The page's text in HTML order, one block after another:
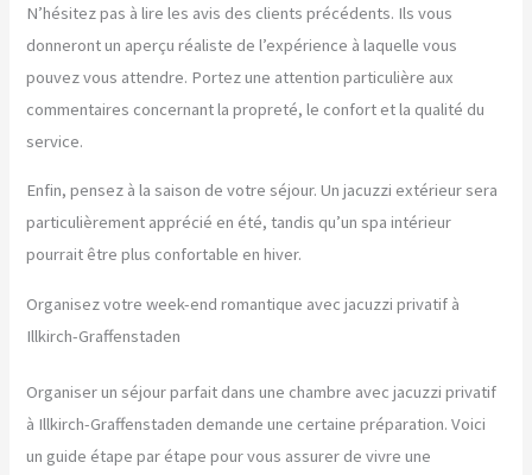
N’hésitez pas à lire les avis des clients précédents. Ils vous
donneront un aperçu réaliste de l’expérience à laquelle vous
pouvez vous attendre. Portez une attention particulière aux
commentaires concernant la propreté, le confort et la qualité du
service.
Enfin, pensez à la saison de votre séjour. Un jacuzzi extérieur sera
particulièrement apprécié en été, tandis qu’un spa intérieur
pourrait être plus confortable en hiver.
Organisez votre week-end romantique avec jacuzzi privatif à
Illkirch-Graffenstaden
Organiser un séjour parfait dans une chambre avec jacuzzi privatif
à Illkirch-Graffenstaden demande une certaine préparation. Voici
un guide étape par étape pour vous assurer de vivre une